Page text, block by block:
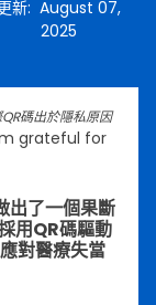
新: August 07,
2025
碼出於隱私原因
grateful for
出了一個果斷
用QR碼驅動
對醫療失當